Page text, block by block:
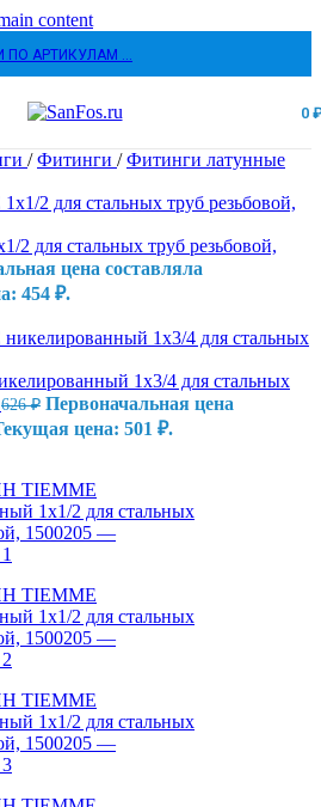
content
ПО АРТИКУЛАМ …
0
/ Фитинги / Фитинги латунные
для стальных труб резьбовой,
цена составляла
454 ₽.
1х3/4 для стальных
626₽ Первоначальная цена
цена: 501 ₽.